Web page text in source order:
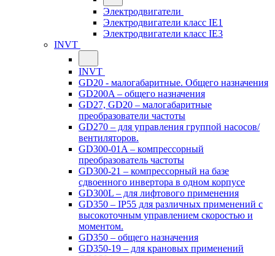
Электродвигатели
Электродвигатели класс IE1
Электродвигатели класс IE3
INVT
INVT
GD20 - малогабаритные. Общего назначения
GD200A – общего назначения
GD27, GD20 – малогабаритные
преобразователи частоты
GD270 – для управления группой насосов/
вентиляторов.
GD300-01A – компрессорный
преобразователь частоты
GD300-21 – компрессорный на базе
сдвоенного инвертора в одном корпусе
GD300L – для лифтового применения
GD350 – IP55 для различных применений с
высокоточным управлением скоростью и
моментом.
GD350 – общего назначения
GD350-19 – для крановых применений